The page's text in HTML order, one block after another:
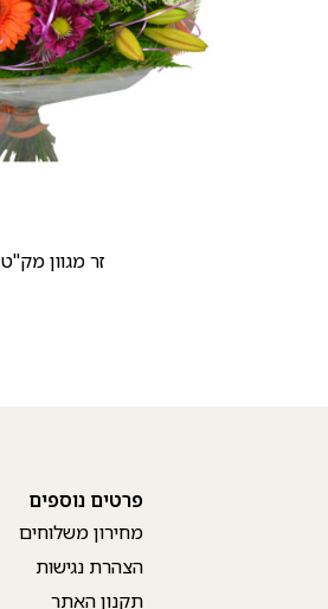
זר מגוון מק"ט 106
פרטים נוספים
מחירון משלוחים
הצהרת נגישות
תקנון האתר